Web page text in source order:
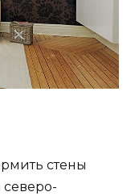
стены
северо-